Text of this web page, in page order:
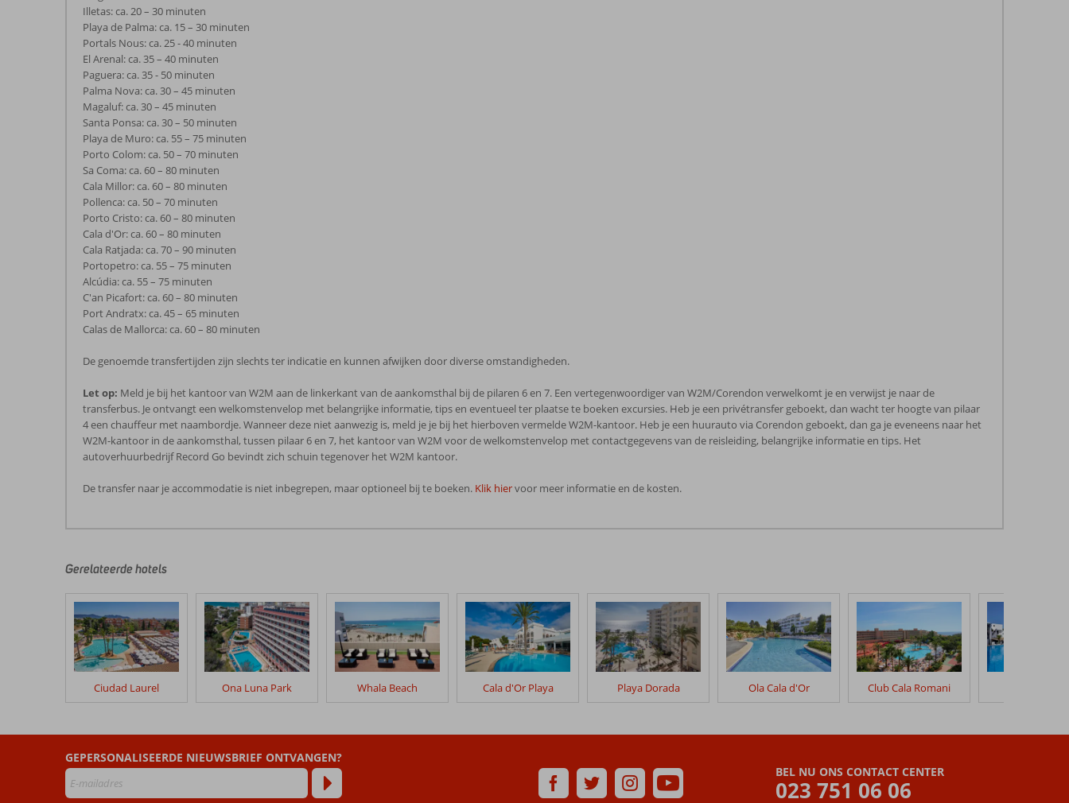
Illetas: ca. 20 – 30 minuten
Playa de Palma: ca. 15 – 30 minuten
Portals Nous: ca. 25 - 40 minuten
El Arenal: ca. 35 – 40 minuten
Paguera: ca. 35 - 50 minuten
Palma Nova: ca. 30 – 45 minuten
Magaluf: ca. 30 – 45 minuten
Santa Ponsa: ca. 30 – 50 minuten
Playa de Muro: ca. 55 – 75 minuten
Porto Colom: ca. 50 – 70 minuten
Sa Coma: ca. 60 – 80 minuten
Cala Millor: ca. 60 – 80 minuten
Pollenca: ca. 50 – 70 minuten
Porto Cristo: ca. 60 – 80 minuten
Cala d'Or: ca. 60 – 80 minuten
Cala Ratjada: ca. 70 – 90 minuten
Portopetro: ca. 55 – 75 minuten
Alcúdia: ca. 55 – 75 minuten
C'an Picafort: ca. 60 – 80 minuten
Port Andratx: ca. 45 – 65 minuten
Calas de Mallorca: ca. 60 – 80 minuten
De genoemde transfertijden zijn slechts ter indicatie en kunnen afwijken door diverse omstandigheden.
Let op: Meld je bij het kantoor van W2M aan de linkerkant van de aankomsthal bij de pilaren 6 en 7. Een vertegenwoordiger van W2M/Corendon verwelkomt je en verwijst je naar de
transferbus. Je ontvangt een welkomstenvelop met belangrijke informatie, tips en eventueel ter plaatse te boeken excursies. Heb je een privétransfer geboekt, dan wacht ter hoogte van pilaar
4 een chauffeur met naambordje. Wanneer deze niet aanwezig is, meld je je bij het hierboven vermelde W2M-kantoor. Heb je een huurauto via Corendon geboekt, dan ga je eveneens naar het
W2M-kantoor in de aankomsthal, tussen pilaar 6 en 7, het kantoor van W2M voor de welkomstenvelop met contactgegevens van de reisleiding, belangrijke informatie en tips. Het
autoverhuurbedrijf Record Go bevindt zich schuin tegenover het W2M kantoor.
De transfer naar je accommodatie is niet inbegrepen, maar optioneel bij te boeken. Klik hiervoor meer informatie en de kosten.
door
klanten
geschreven
na
hun
verblijf
Palma
Beoordelingen
die
ouder
Gerelateerde hotels
Ciudad Laurel Ona Luna Park Whala Beach Cala d'Or Playa Playa Dorada Ola Cala d'Or Club Cala Romani
BEL NU ONS CONTACT CENTER
023 751 06 06
GEPERSONALISEERDE NIEUWSBRIEF ONTVANGEN?